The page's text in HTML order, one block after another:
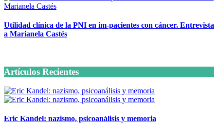
Utilidad clínica de la PNI en im-pacientes con cáncer. Entrevista
a Marianela Castés
Artículos Recientes
Eric Kandel: nazismo, psicoanálisis y memoria